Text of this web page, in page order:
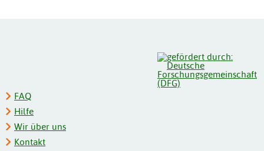
FAQ
Hilfe
Wir über uns
Kontakt